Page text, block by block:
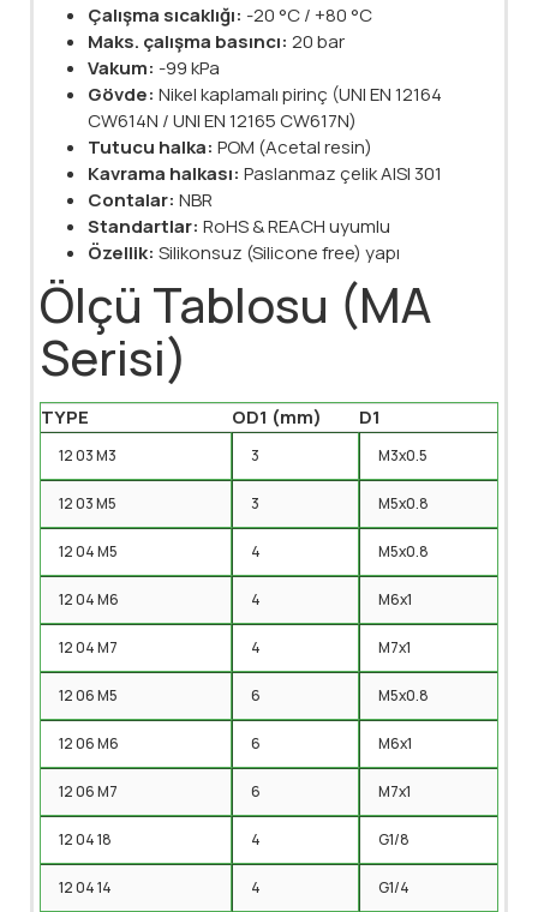
Çalışma sıcaklığı: -20 °C / +80 °C
Maks. çalışma basıncı: 20 bar
Vakum: -99 kPa
Gövde: Nikel kaplamalı pirinç (UNI EN 12164
CW614N / UNI EN 12165 CW617N)
Tutucu halka: POM (Acetal resin)
Kavrama halkası: Paslanmaz çelik AISI 301
Contalar: NBR
Standartlar: RoHS & REACH uyumlu
Özellik: Silikonsuz (Silicone free) yapı
Ölçü Tablosu (MA
Serisi)
TYPE OD1 (mm) D1
12 03 M3 3 M3x0.5
12 03 M5 3 M5x0.8
12 04 M5 4 M5x0.8
12 04 M6 4 M6x1
12 04 M7 4 M7x1
12 06 M5 6 M5x0.8
12 06 M6 6 M6x1
12 06 M7 6 M7x1
12 04 18 4 G1/8
12 04 14 4 G1/4